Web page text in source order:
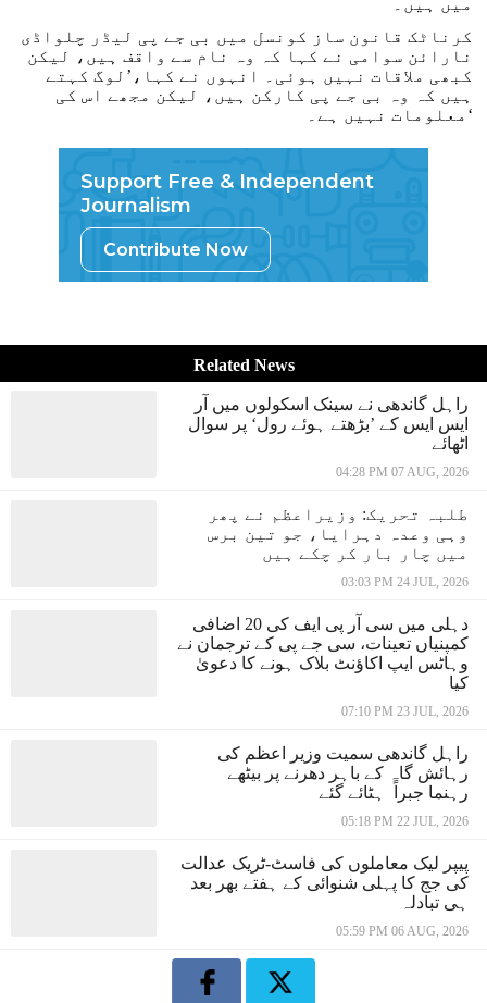
میں ہیں۔
کرناٹک قانون ساز کونسل میں بی جے پی لیڈر چلواڈی
نارائن سوامی نے کہا کہ وہ نام سے واقف ہیں، لیکن
کبھی ملاقات نہیں ہوئی۔ انہوں نے کہا،’لوگ کہتے
ہیں کہ وہ بی جے پی کارکن ہیں، لیکن مجھے اس کی
معلومات نہیں ہے۔‘
Support Free & Independent
Journalism
Contribute Now
Related News
راہل گاندھی نے سینک اسکولوں میں آر
ایس ایس کے ’بڑھتے ہوئے رول‘ پر سوال
اٹھائے
04:28 PM 07 AUG, 2026
طلبہ تحریک: وزیراعظم نے پھر
وہی وعدہ دہرایا، جو تین برس
میں چار بار کر چکے ہیں
03:03 PM 24 JUL, 2026
دہلی میں سی آر پی ایف کی 20 اضافی
کمپنیاں تعینات، سی جے پی کے ترجمان نے
وہاٹس ایپ اکاؤنٹ بلاک ہونے کا دعویٰ
کیا
07:10 PM 23 JUL, 2026
راہل گاندھی سمیت وزیر اعظم کی
رہائش گاہ کے باہر دھرنے پر بیٹھے
رہنما جبراً ہٹائے گئے
05:18 PM 22 JUL, 2026
پیپر لیک معاملوں کی فاسٹ-ٹریک عدالت
کی جج کا پہلی شنوائی کے ہفتے بھر بعد
ہی تبادلہ
05:59 PM 06 AUG, 2026